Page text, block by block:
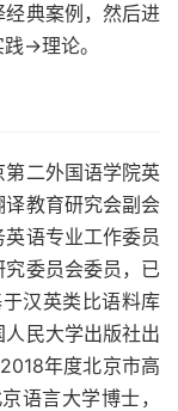
典案例，然后进
→理论。
二外国语学院英
教育研究会副会
语专业工作委员
委员会委员，已
汉英类比语料库
民大学出版社出
年度北京市高
语言大学博士，